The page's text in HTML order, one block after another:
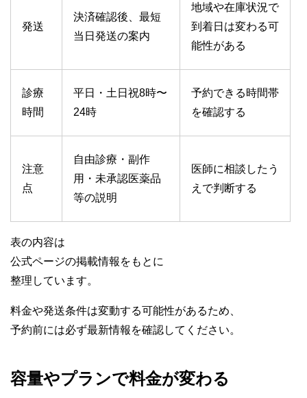
発送
決済確認後、最短
当日発送の案内
地域や在庫状況で
到着日は変わる可
能性がある
診療
時間
平日・土日祝8時〜
24時
予約できる時間帯
を確認する
注意
点
自由診療・副作
用・未承認医薬品
等の説明
医師に相談したう
えで判断する
表の内容は
公式ページの掲載情報をもとに
整理しています。
料金や発送条件は変動する可能性があるため、
予約前には必ず最新情報を確認してください。
容量やプランで料金が変わる